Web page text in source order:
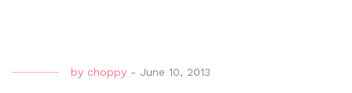
by choppy - June 10, 2013